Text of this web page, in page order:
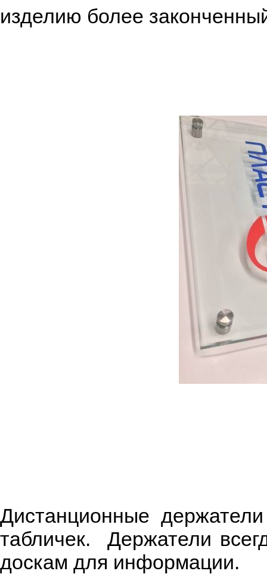
изделию более
Дистанционные
табличек. Держатели
доскам для информации.